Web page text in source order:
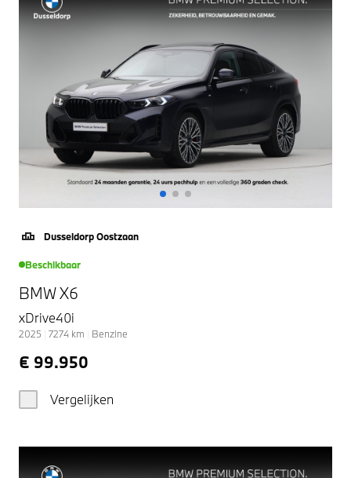
Dusseldorp Oostzaan
Beschikbaar
BMW X6
xDrive40i
2025 7274 km Benzine
€ 99.950
Vergelijken